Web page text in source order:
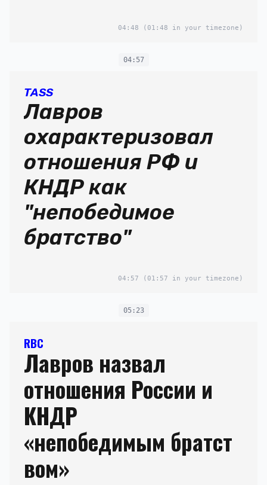
04:48 (01:48 in your timezone)
04:57
TASS
Лавров
охарактеризовал
отношения РФ и
КНДР как
"непобедимое
братство"
04:57 (01:57 in your timezone)
05:23
RBC
Лавров назвал
отношения России и
КНДР
«непобедимым братст
вом»